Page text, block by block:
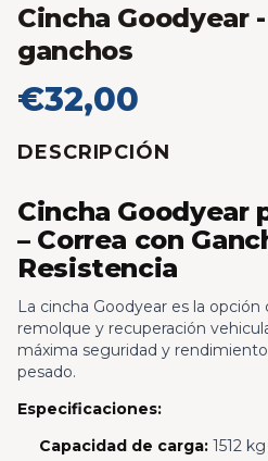
Cincha Goodyear
ganchos
€32,00
DESCRIPCIÓN
Cincha Goodyear
– Correa con
Resistencia
La cincha Goodyear es la
remolque y recuperación
máxima seguridad y
pesado.
Especificaciones:
Capacidad de carga:1512 kg